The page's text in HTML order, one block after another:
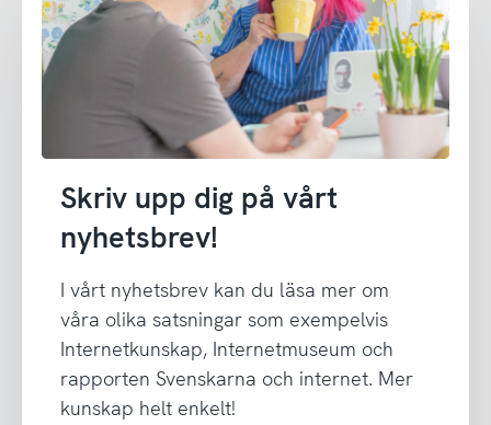
Skriv upp dig på vårt
nyhetsbrev!
I vårt nyhetsbrev kan du läsa mer om
våra olika satsningar som exempelvis
Internetkunskap, Internetmuseum och
rapporten Svenskarna och internet. Mer
kunskap helt enkelt!